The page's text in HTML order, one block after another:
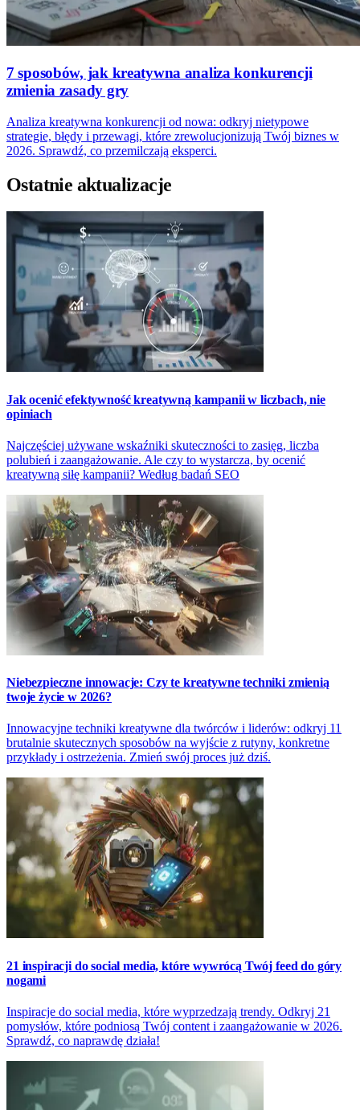
7 sposobów, jak kreatywna analiza konkurencji
zmienia zasady gry
Analiza kreatywna konkurencji od nowa: odkryj nietypowe
strategie, błędy i przewagi, które zrewolucjonizują Twój biznes w
2026. Sprawdź, co przemilczają eksperci.
Ostatnie aktualizacje
Jak ocenić efektywność kreatywną kampanii w liczbach, nie
opiniach
Najczęściej używane wskaźniki skuteczności to zasięg, liczba
polubień i zaangażowanie. Ale czy to wystarcza, by ocenić
kreatywną siłę kampanii? Według badań SEO
Niebezpieczne innowacje: Czy te kreatywne techniki zmienią
twoje życie w 2026?
Innowacyjne techniki kreatywne dla twórców i liderów: odkryj 11
brutalnie skutecznych sposobów na wyjście z rutyny, konkretne
przykłady i ostrzeżenia. Zmień swój proces już dziś.
21 inspiracji do social media, które wywrócą Twój feed do góry
nogami
Inspiracje do social media, które wyprzedzają trendy. Odkryj 21
pomysłów, które podniosą Twój content i zaangażowanie w 2026.
Sprawdź, co naprawdę działa!